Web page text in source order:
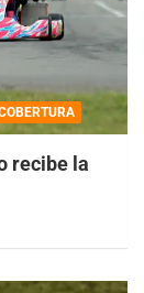
recibe la